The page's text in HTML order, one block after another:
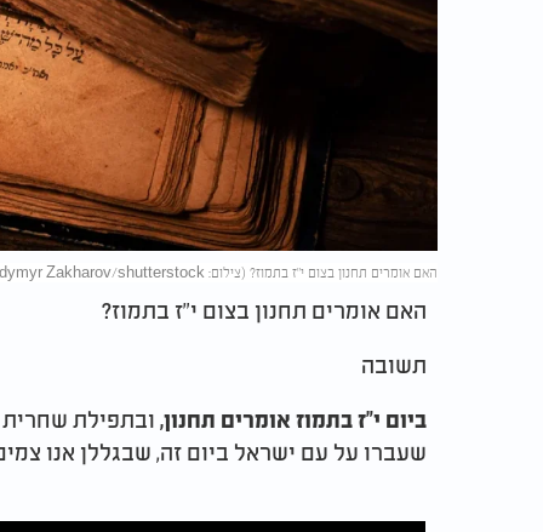
האם אומרים תחנון בצום י"ז בתמוז? (צילום: Volodymyr Zakharov/shutterstock)
האם אומרים תחנון בצום י"ז בתמוז?
תשובה
ביום י"ז בתמוז אומרים תחנון, ובתפילת
שעברו על עם ישראל ביום זה, שבגללן אנו